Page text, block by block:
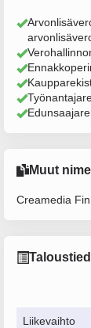
Muut
Creamedia
Liikevaihto